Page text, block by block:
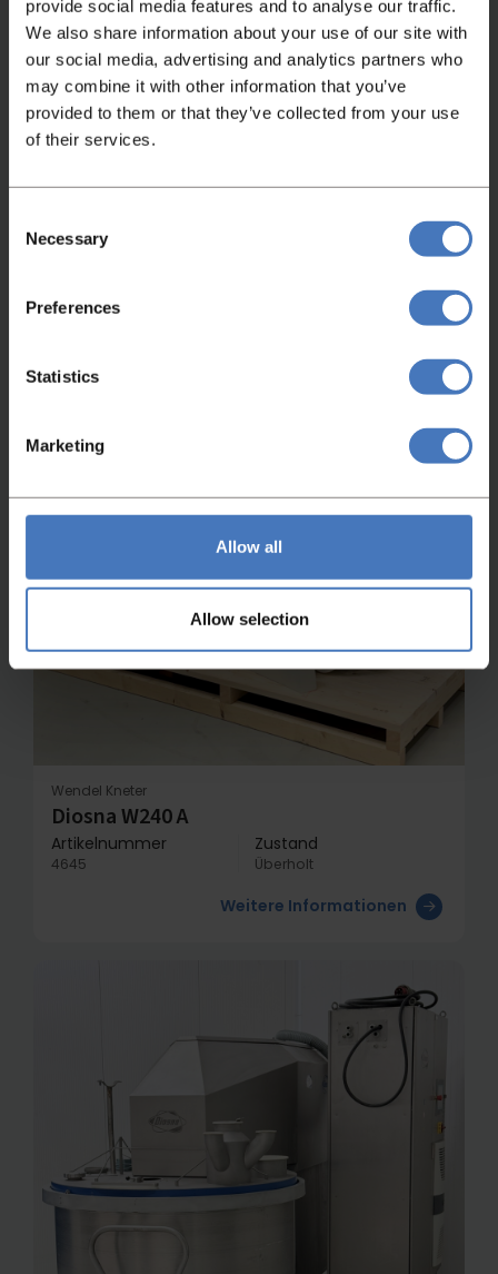
provide social media features and to analyse our traffic.
We also share information about your use of our site with
our social media, advertising and analytics partners who
may combine it with other information that you’ve
provided to them or that they’ve collected from your use
of their services.
Selection
Necessary
Preferences
Statistics
Marketing
Allow all
Allow selection
Wendel Kneter
Diosna W240 AF/T
4564 Überholt
Wendel Kneter
Diosna W240 A
Artikelnummer
4645
Zustand
Überholt
Weitere Informationen